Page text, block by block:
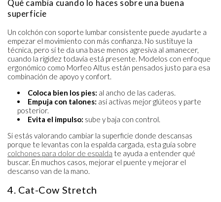
Qué cambia cuando lo haces sobre una buena
superficie
Un colchón con soporte lumbar consistente puede ayudarte a
empezar el movimiento con más confianza. No sustituye la
técnica, pero sí te da una base menos agresiva al amanecer,
cuando la rigidez todavía está presente. Modelos con enfoque
ergonómico como Morfeo Altus están pensados justo para esa
combinación de apoyo y confort.
Coloca bien los pies: al ancho de las caderas.
Empuja con talones: así activas mejor glúteos y parte
posterior.
Evita el impulso: sube y baja con control.
Si estás valorando cambiar la superficie donde descansas
porque te levantas con la espalda cargada, esta guía sobre
colchones para dolor de espalda te ayuda a entender qué
buscar. En muchos casos, mejorar el puente y mejorar el
descanso van de la mano.
4. Cat-Cow Stretch